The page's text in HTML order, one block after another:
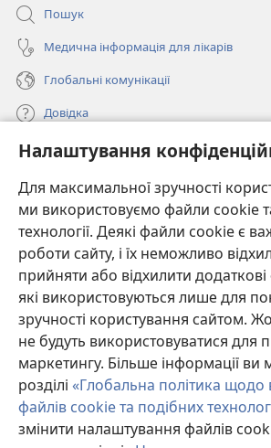
Налаштування
Для максимальної зручності
ми використовуємо файли cookie
технології. Деякі файли cookie є
роботи сайту, і їх неможливо
прийняти або відхилити
які використовуються лише для
зручності користування сайтом.
не будуть використовуватися для
маркетингу. Більше інформації ви
розділі «Глобальна політика щодо
файлів cookie та подібних
змінити налаштування файлів
Пошук
Медична інформація для лікарів
Глобальні комунікації
Довідка
Пожертви
(відкривається
у
вікні)
ОНЛАЙН-БІБЛІОТЕКА Товариства
(відкривається
у
новому
вікні)
JW Hub ®
(відкривається
у
новомуJW Library
Watchtower Library
Copyright© 2026 Watch Tower Bible and Tract
УМОВИ ВИКОРИСТАННЯ
ПОЛІТИКА